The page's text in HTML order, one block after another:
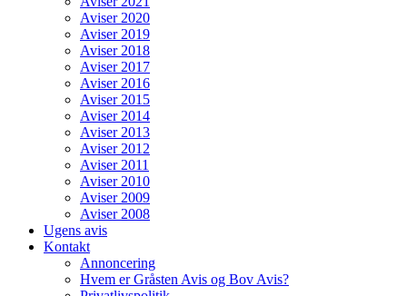
Aviser 2020
Aviser 2019
Aviser 2018
Aviser 2017
Aviser 2016
Aviser 2015
Aviser 2014
Aviser 2013
Aviser 2012
Aviser 2011
Aviser 2010
Aviser 2009
Aviser 2008
Ugens avis
Kontakt
Annoncering
Hvem er Gråsten Avis og Bov Avis?